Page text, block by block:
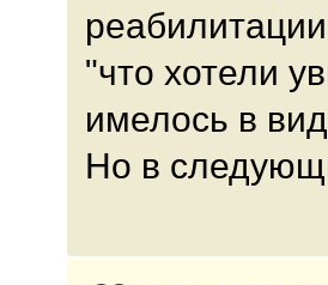
"что хотели
имелось в
Но в